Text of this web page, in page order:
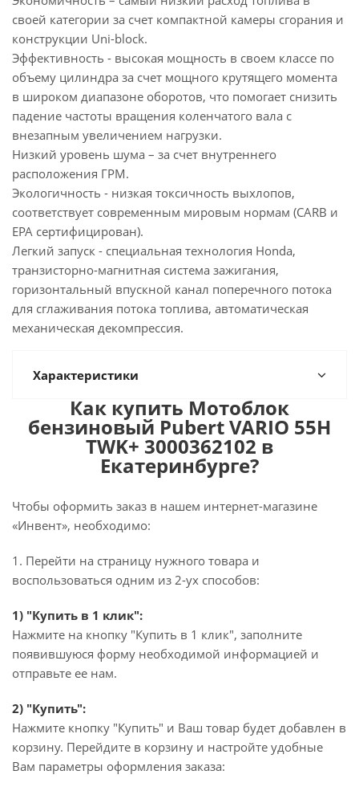
своей категории за счет компактной камеры сгорания и
конструкции Uni-block.
Эффективность - высокая мощность в своем классе по
объему цилиндра за счет мощного крутящего момента
в широком диапазоне оборотов, что помогает снизить
падение частоты вращения коленчатого вала с
внезапным увеличением нагрузки.
Низкий уровень шума – за счет внутреннего
расположения ГРМ.
Экологичность - низкая токсичность выхлопов,
соответствует современным мировым нормам (CARB и
EPA сертифицирован).
Легкий запуск - специальная технология Honda,
транзисторно-магнитная система зажигания,
горизонтальный впускной канал поперечного потока
для сглаживания потока топлива, автоматическая
механическая декомпрессия.
Характеристики
Как купить Мотоблок
бензиновый Pubert VARIO 55H
TWK+ 3000362102 в
Екатеринбурге?
Чтобы оформить заказ в нашем интернет-магазине
«Инвент», необходимо:
1. Перейти на страницу нужного товара и
воспользоваться одним из 2-ух способов:
1) "Купить в 1 клик":
Нажмите на кнопку "Купить в 1 клик", заполните
появившуюся форму необходимой информацией и
отправьте ее нам.
2) "Купить":
Нажмите кнопку "Купить" и Ваш товар будет добавлен в
корзину. Перейдите в корзину и настройте удобные
Вам параметры оформления заказа: